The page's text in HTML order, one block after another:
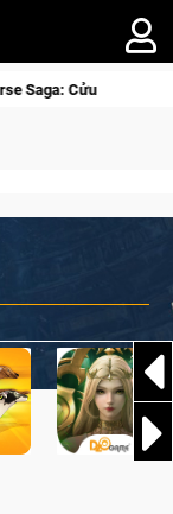
Thức Tỉnh, Săn DJI